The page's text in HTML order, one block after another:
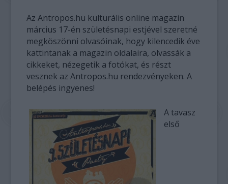
Az Antropos.hu kulturális online magazin
március 17-én születésnapi estjével szeretné
megköszönni olvasóinak, hogy kilencedik éve
kattintanak a magazin oldalaira, olvassák a
cikkeket, nézegetik a fotókat, és részt
vesznek az Antropos.hu rendezvényeken. A
belépés ingyenes!
A tavasz
első